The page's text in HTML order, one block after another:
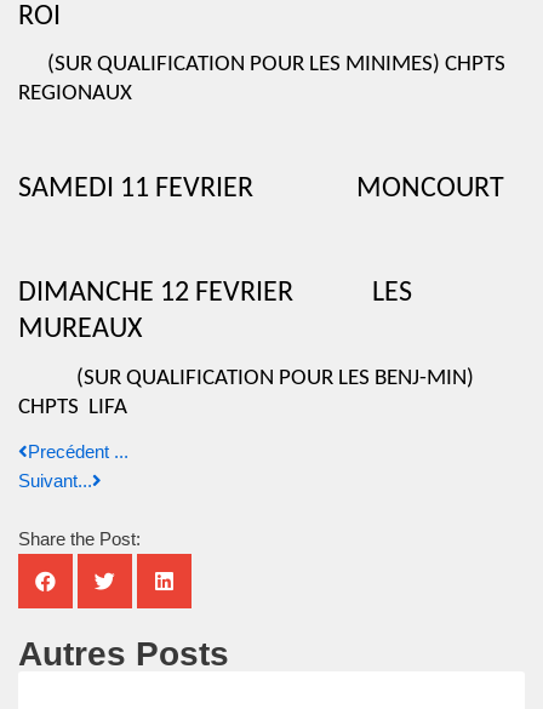
ROI
(SUR QUALIFICATION POUR LES MINIMES) CHPTS
REGIONAUX
SAMEDI 11 FEVRIER MONCOURT
DIMANCHE 12 FEVRIER
LES
MUREAUX
(SUR QUALIFICATION POUR LES BENJ-MIN)
CHPTS
LIFA
Precédent ...
Suivant...
Share the Post:
Autres Posts